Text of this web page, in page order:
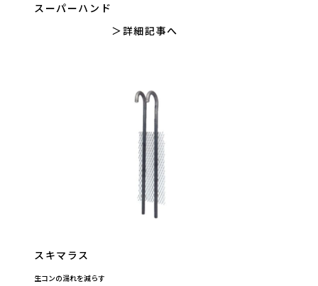
スーパーハンド
詳細記事へ
スキマラス
生コンの漏れを減らす